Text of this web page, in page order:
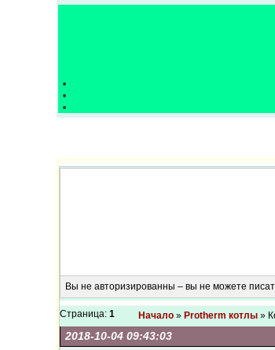
Вы не авторизированны – вы не можете
Страница: 1 Начало » Protherm котлы »
2018-10-04 09:43:03